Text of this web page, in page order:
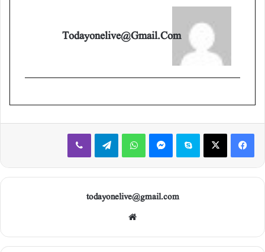
Todayonelive@gmail.com
X
Telegram
todayonelive@gmail.com